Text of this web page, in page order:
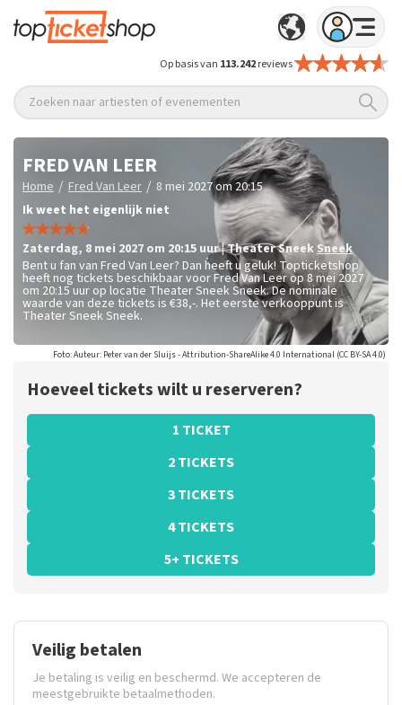
Op basis van 113.242reviews
Zoeken naar artiesten of evenementen
FRED VAN LEER
Home / Fred Van Leer / 8 mei 2027 om 20:15
Ik weet het eigenlijk niet
zaterdag, 8 mei 2027 om 20:15 uur|Theater SneekSneek
Bent u fan van Fred Van Leer? Dan heeft u geluk! Topticketshop
heeft nog tickets beschikbaar voor Fred Van Leer op 8 mei 2027
om 20:15 uur op locatie Theater Sneek Sneek. De nominale
waarde van deze tickets is €38,-. Het eerste verkooppunt is
Theater Sneek Sneek.
Foto: Auteur: Peter van der Sluijs - Attribution-ShareAlike 4.0 International (CC BY-SA 4.0)
Hoeveel tickets wilt u reserveren?
1 TICKET
2 TICKETS
3 TICKETS
4 TICKETS
5+ TICKETS
Veilig betalen
Je betaling is veilig en beschermd. We accepteren de
meestgebruikte betaalmethoden.